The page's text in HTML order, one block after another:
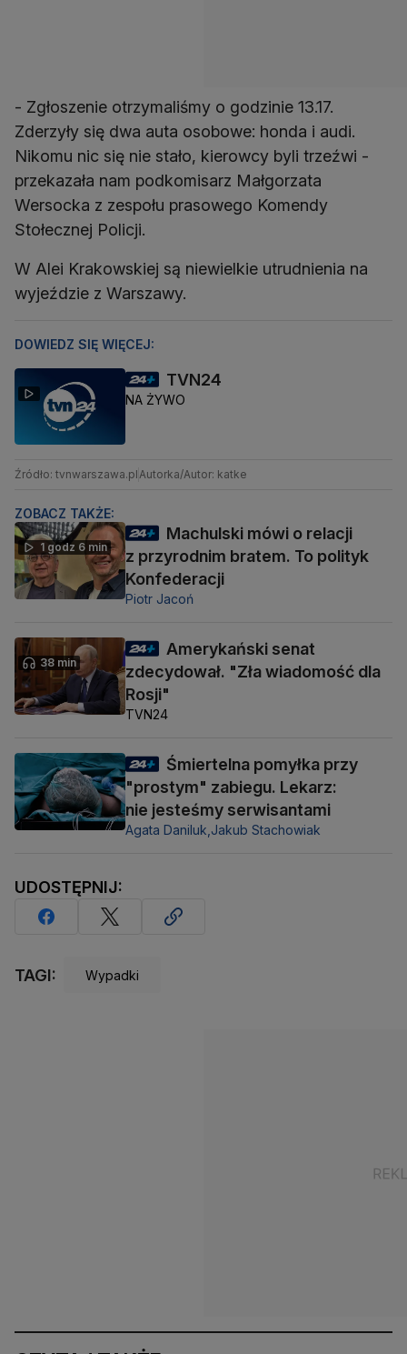
- Zgłoszenie otrzymaliśmy o godzinie 13.17.
Zderzyły się dwa auta osobowe: honda i audi.
Nikomu nic się nie stało, kierowcy byli trzeźwi -
przekazała nam podkomisarz Małgorzata
Wersocka z zespołu prasowego Komendy
Stołecznej Policji.
W Alei Krakowskiej są niewielkie utrudnienia na
wyjeździe z Warszawy.
DOWIEDZ SIĘ WIĘCEJ:
TVN24
NA ŻYWO
Źródło: tvnwarszawa.plAutorka/Autor: katke
ZOBACZ TAKŻE:
1 godz 6 min
Machulski mówi o relacji
z przyrodnim bratem. To polityk
Konfederacji
Piotr Jacoń
38 min
Amerykański senat
zdecydował. "Zła wiadomość dla
Rosji"
TVN24
Śmiertelna pomyłka przy
"prostym" zabiegu. Lekarz:
nie jesteśmy serwisantami
Agata Daniluk, Jakub Stachowiak
UDOSTĘPNIJ:
TAGI: Wypadki